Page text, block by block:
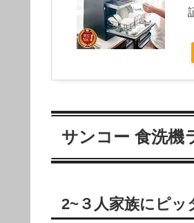
サンコー 食洗機
2~３人家族にピッ